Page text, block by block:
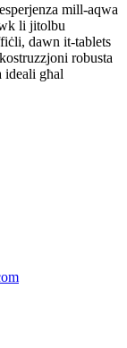
mill-aqwa
li jitolbu
dawn it-tablets
robusta
ideali għal